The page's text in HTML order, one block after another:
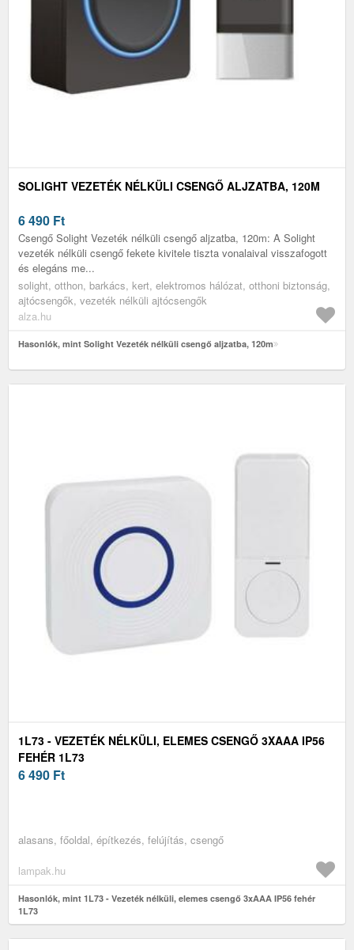
SOLIGHT VEZETÉK NÉLKÜLI CSENGŐ ALJZATBA, 120M
6 490 Ft
Csengő Solight Vezeték nélküli csengő aljzatba, 120m: A Solight
vezeték nélküli csengő fekete kivitele tiszta vonalaival visszafogott
és elegáns me...
solight, otthon, barkács, kert, elektromos hálózat, otthoni biztonság,
ajtócsengők, vezeték nélküli ajtócsengők
alza.hu
Hasonlók, mint Solight Vezeték nélküli csengő aljzatba, 120m
1L73 - VEZETÉK NÉLKÜLI, ELEMES CSENGŐ 3XAAA IP56
FEHÉR 1L73
6 490 Ft
alasans, főoldal, építkezés, felújítás, csengő
lampak.hu
Hasonlók, mint 1L73 - Vezeték nélküli, elemes csengő 3xAAA IP56 fehér
1L73